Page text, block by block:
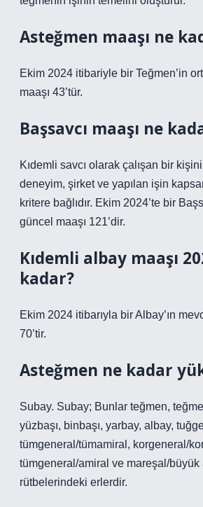
Asteğmen maaşı ne
Ekim 2024 itibariyle bir Teğmen’in
maaşı 43’tür.
Başsavcı maaşı ne
Kıdemli savcı olarak çalışan bir
deneyim, şirket ve yapılan işin
kritere bağlıdır. Ekim 2024’te bir
güncel maaşı 121’dir.
Kıdemli albay maaşı
kadar?
Ekim 2024 itibarıyla bir Albay’ın
70’tir.
Asteğmen ne kadar
Subay. Subay; Bunlar teğmen,
yüzbaşı, binbaşı, yarbay, albay,
tümgeneral/tümamiral, korgeneral/
tümgeneral/amiral ve mareşal/büyük
rütbelerindeki erlerdir.